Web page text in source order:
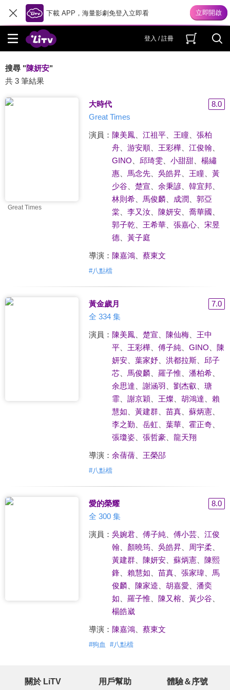
下載 APP，海量影劇免登入立即看
登入 / 註冊
搜尋 "陳妍安"
共 3 筆結果
Great Times
大時代
8.0
Great Times
演員： 陳美鳳、 江祖平、 王瞳、 張柏
舟、 游安順、 王彩樺、 江俊翰
GINO
邱琦雯、 小甜甜、 楊繡
惠、 馬念先、 吳皓昇、 王瞳、 黃
少谷
楚宣 余秉諺、 韓宜邦
林則希、 馬俊麟、 成潤
郭亞
棠
李又汝、 陳妍安、 喬華國
郭子乾
王希華、 張嘉心、 宋昱
德、 黃子庭
導演： 陳嘉鴻、 蔡東文
#八點檔
黃金歲月
7.0
全 334 集
演員： 陳美鳳、 楚宣 陳仙梅、 王中
平、 王彩樺、 傅子純、 GINO
陳
妍安、 葉家妤、 洪都拉斯、 邱子
芯、 馬俊麟、 羅子惟 潘柏希、
余思達
謝涵羽 劉杰叡
瑭
霏、 謝京穎 王燦、 胡鴻達
賴
慧如
黃建群、 苗真、 蘇炳憲、
李之勤
岳虹、 葉華、 霍正奇、
張瓊姿、 張哲豪 龍天翔
導演： 余蒨蒨、 王榮郘
#八點檔
愛的榮耀
8.0
全 300 集
演員： 吳婉君、 傅子純、 傅小芸、 江俊
翰
顏曉筠、 吳皓昇、 周宇柔
黃建群、 陳妍安、 蘇炳憲、 陳熙
鋒
賴慧如 苗真、 張家瑋、 馬
俊麟、 陳家逵 胡嘉愛
潘奕
如
羅子惟 陳又榕 黃少谷
楊皓崴
導演： 陳嘉鴻、 蔡東文
#狗血 #八點檔
關於 LiTV 用戶幫助 體驗＆序號